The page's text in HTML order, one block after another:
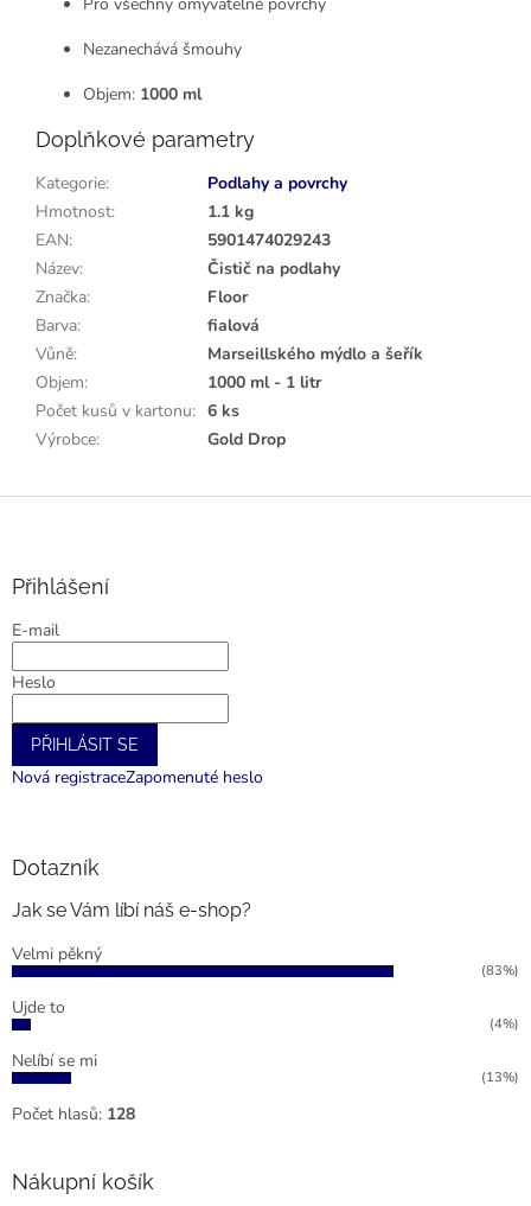
Nezanechává šmouhy
Objem: 1000 ml
Doplňkové parametry
Kategorie:
Podlahy a povrchy
Hmotnost:
1.1 kg
EAN:
5901474029243
Název:
Čistič na podlahy
Značka:
Floor
Barva:
fialová
Vůně:
Marseillského mýdlo a šeřík
Objem:
1000 ml - 1 litr
Počet kusů v kartonu: 6 ks
Výrobce: Gold Drop
Přihlášení
E-mail
Heslo
PŘIHLÁSIT SE
Nová registraceZapomenuté heslo
Dotazník
Jak se Vám líbí náš e-shop?
Velmi pěkný
(83%)
Ujde to
(4%)
Nelíbí se mi
(13%)
Počet hlasů: 128
Nákupní košík